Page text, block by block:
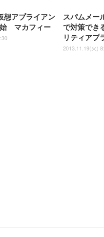
想アプライアン
始 マカフィー
スパムメー
で対策でき
リティアプ
2013.11.19(火)